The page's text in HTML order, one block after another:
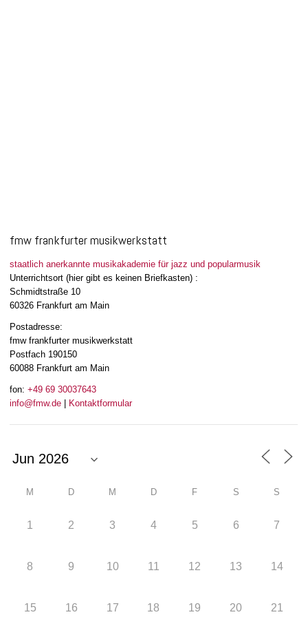
fmw frankfurter musikwerkstatt
staatlich anerkannte musikakademie für jazz und popularmusik
Unterrichtsort (hier gibt es keinen Briefkasten) :
Schmidtstraße 10
60326 Frankfurt am Main
Postadresse:
fmw frankfurter musikwerkstatt
Postfach 190150
60088 Frankfurt am Main
fon: +49 69 30037643
info@fmw.de
Kontaktformular
M D M D F S S
1 2 3 4 5 6 7
8 9 10 11 12 13 14
15 16 17 18 19 20 21